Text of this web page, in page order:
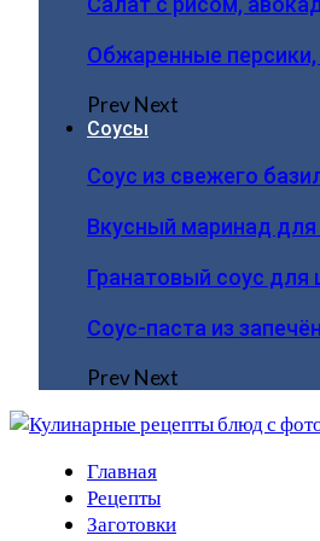
Обжаренные
PrevNext
Соусы
Соус из свежего
Вкусный маринад
Гранатовый соус
Соус-паста из
PrevNext
Главная
Рецепты
Заготовки